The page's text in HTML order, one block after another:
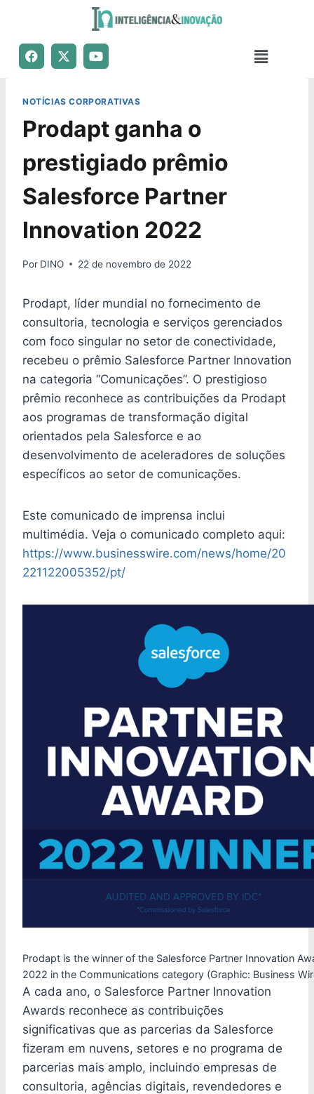
NOTÍCIAS CORPORATIVAS
Prodapt ganha o
prestigiado prêmio
Salesforce Partner
Innovation 2022
Por DINO 22 de novembro de 2022
Prodapt, líder mundial no fornecimento de
consultoria, tecnologia e serviços gerenciados
com foco singular no setor de conectividade,
recebeu o prêmio Salesforce Partner Innovation
na categoria “Comunicações”. O prestigioso
prêmio reconhece as contribuições da Prodapt
aos programas de transformação digital
orientados pela Salesforce e ao
desenvolvimento de aceleradores de soluções
específicos ao setor de comunicações.
Este comunicado de imprensa inclui
multimédia. Veja o comunicado completo aqui:
https://www.businesswire.com/news/home/20
221122005352/pt/
Prodapt is the winner of the Salesforce Partner Innovation
2022 in the Communications category (Graphic: Business
A cada ano, o Salesforce Partner Innovation
Awards reconhece as contribuições
significativas que as parcerias da Salesforce
fizeram em nuvens, setores e no programa de
parcerias mais amplo, incluindo empresas de
consultoria, agências digitais, revendedores e